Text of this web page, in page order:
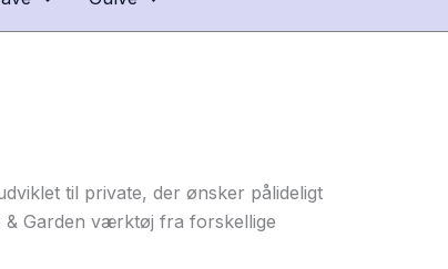
til private, der ønsker pålideligt
Garden værktøj fra forskellige